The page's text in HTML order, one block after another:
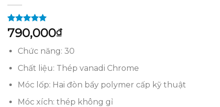
5.00trên 5
dựa trên
1
790,000₫
Chức năng: 30
Chất liệu: Thép vanadi Chrome
Móc lốp: Hai đòn bẩy polymer cấp kỹ thuật
Móc xích: thép không gỉ